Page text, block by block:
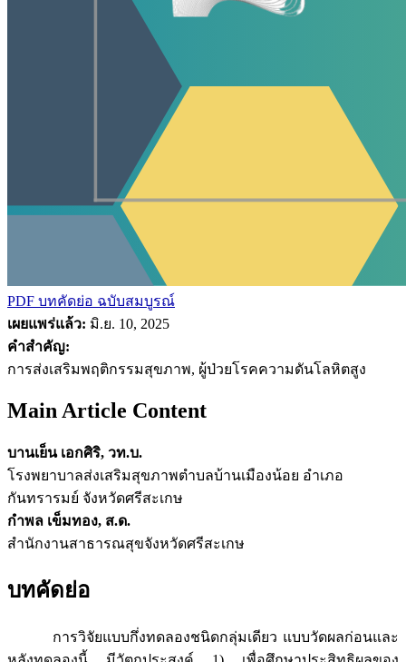
PDF บทคัดย่อ ฉบับสมบูรณ์
เผยแพร่แล้ว: มิ.ย. 10, 2025
คำสำคัญ:
การส่งเสริมพฤติกรรมสุขภาพ, ผู้ป่วยโรคความดันโลหิตสูง
Main Article Content
บานเย็น เอกศิริ, วท.บ.
โรงพยาบาลส่งเสริมสุขภาพตำบลบ้านเมืองน้อย อำเภอ
กันทรารมย์ จังหวัดศรีสะเกษ
กำพล เข็มทอง, ส.ด.
สำนักงานสาธารณสุขจังหวัดศรีสะเกษ
บทคัดย่อ
การวิจัยแบบกึ่งทดลองชนิดกลุ่มเดียว แบบวัดผลก่อนและ